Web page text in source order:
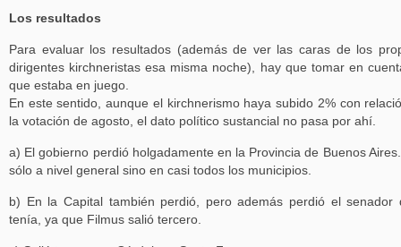
Los resultados
Para evaluar los resultados (además de ver las caras de los
dirigentes kirchneristas esa misma noche), hay que tomar en
que estaba en juego.
En este sentido, aunque el kirchnerismo haya subido 2% con
la votación de agosto, el dato político sustancial no pasa por ahí.
a) El gobierno perdió holgadamente en la Provincia de Buenos
sólo a nivel general sino en casi todos los municipios.
b) En la Capital también perdió, pero además perdió el senador
tenía, ya que Filmus salió tercero.